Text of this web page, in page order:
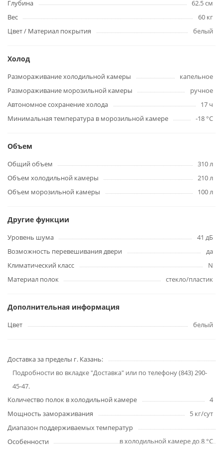
Глубина
62.5 см
Вес
60 кг
Цвет / Материал покрытия
белый
Холод
Размораживание холодильной камеры
капельное
Размораживание морозильной камеры
ручное
Автономное сохранение холода
17 ч
Минимальная температура в морозильной камере
-18 °С
Объем
Общий объем
310 л
Объем холодильной камеры
210 л
Объем морозильной камеры
100 л
Другие функции
Уровень шума
41 дБ
Возможность перевешивания двери
да
Климатический класс
N
Материал полок
стекло/пластик
Дополнительная информация
Цвет белый
Доставка за пределы г. Казань:
Подробности во вкладке "Доставка" или по телефону (843) 290-
45-47.
Количество полок в холодильной камере
4
Мощность замораживания
5 кг/сут
Диапазон поддерживаемых температур
в холодильной камере до 8 °C
Особенности